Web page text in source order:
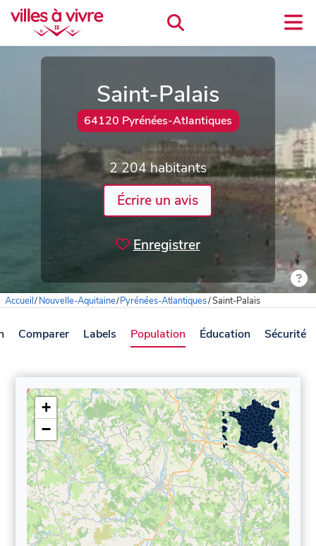
Saint-Palais
64120 Pyrénées-Atlantiques
2 204 habitants
Écrire un avis
Enregistrer
Accueil/Nouvelle-Aquitaine/Pyrénées-Atlantiques/Saint-Palais
Comparer Labels Population Éducation Sécurité
+
−